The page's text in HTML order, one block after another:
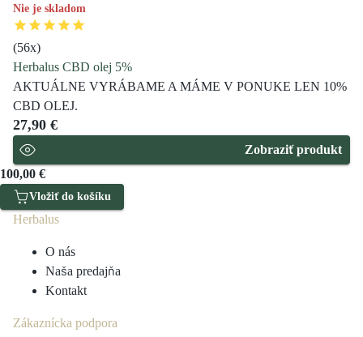
Nie je skladom
(56x)
Herbalus CBD olej 5%
AKTUÁLNE VYRÁBAME A MÁME V PONUKE LEN 10%
CBD OLEJ.
27,90 €
Zobraziť produkt
100,00 €
Vložiť do košíku
Herbalus
O nás
Naša predajňa
Kontakt
Zákaznícka podpora